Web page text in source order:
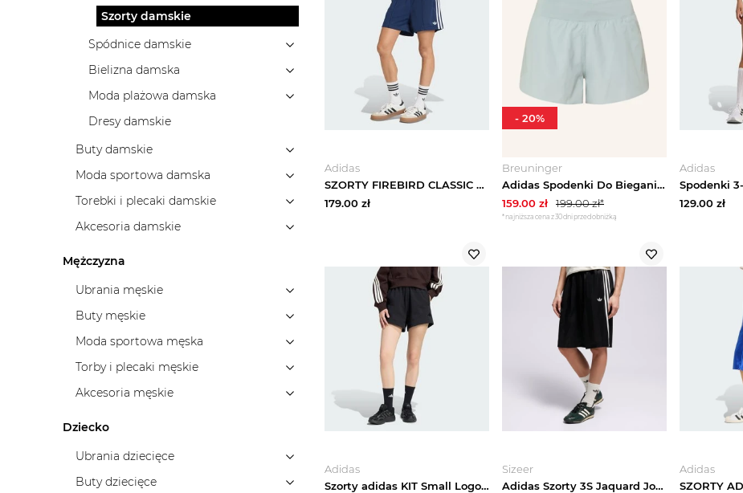
Szorty damskie
Spódnice damskie
Bielizna damska
Moda plażowa damska
Dresy damskie
Buty damskie
Moda sportowa damska
Torebki i plecaki damskie
Akcesoria damskie
Mężczyzna
Ubrania męskie
Buty męskie
Moda sportowa męska
Torby i plecaki męskie
Akcesoria męskie
Dziecko
Ubrania dziecięce
Buty dziecięce
Adidas
SZORTY FIREBIRD CLASSIC Adidas
179.00 zł
Breuninger
Adidas Spodenki Do Biegania 2 W 1 adi365 blau JASNONIEBIESKI
159.00 zł 199.00zł*
*najniższa cena z 30 dni przed obniżką
- 20%
Adidas
129.00 zł
Adidas
Szorty adidas KIT Small Logo czarny
Sizeer
Adidas Szorty 3S Jaquard Jort czarny
Adidas